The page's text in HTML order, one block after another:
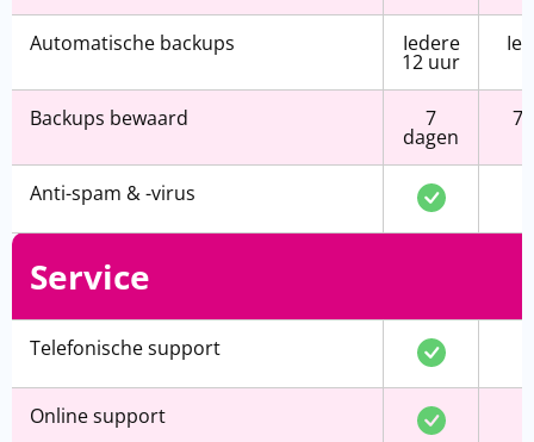
Automatische backups Iedere
12 uur
Backups bewaard 7
dagen
7
Anti-spam & -virus
Service
Telefonische support
Online support